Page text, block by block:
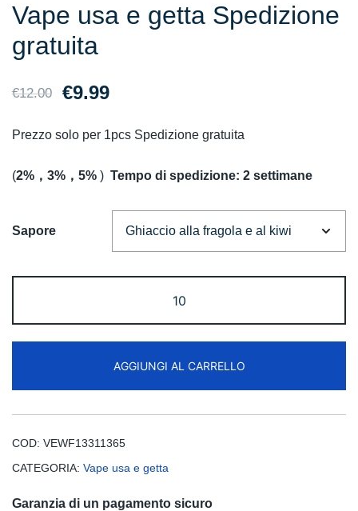
Vape usa e getta Spedizione
gratuita
€12.00
Il
era:
€9.99Il
Prezzo solo per 1pcs Spedizione gratuita
(2%，3%，5% ) Tempo di spedizione: 2 settimane
Sapore
Cube
20000
Disposable
Vape
Free
AGGIUNGI AL CARRELLO
COD: VEWF13311365
CATEGORIA: Vape usa e getta
Garanzia di un pagamento sicuro